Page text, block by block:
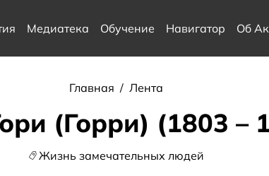
Медиатека Обучение Навигатор Об
Главная / Лента
(Горри) (1803 –
Жизнь замечательных людей